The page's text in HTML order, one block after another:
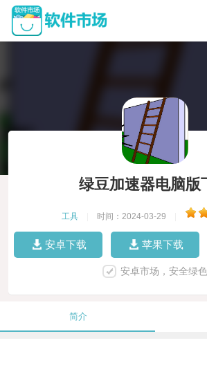
绿豆加速器电脑版
工具 时间：2024-03-29
安卓下载 苹果下载
安卓市场，安全绿色
简介